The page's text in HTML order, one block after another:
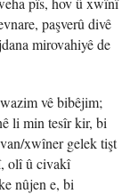
paşverû divê
mirovahiyê de
vê bibêjim;
li min tesîr kir, bi
xwîner gelek tişt
olî û civakî
nûjen e, bi